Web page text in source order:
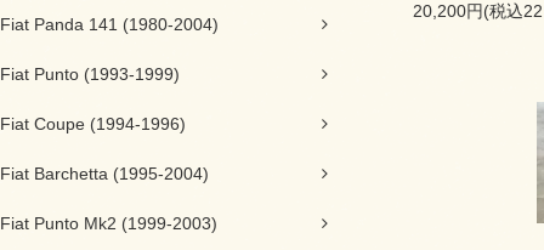
Fiat Panda 141 (1980-2004)
Fiat Punto (1993-1999)
Fiat Coupe (1994-1996)
Fiat Barchetta (1995-2004)
Fiat Punto Mk2 (1999-2003)
20,200円(税込